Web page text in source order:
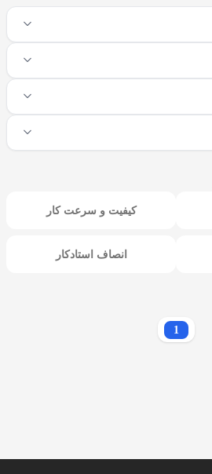
کیفیت و سرعت کار
انصاف استادکار
1